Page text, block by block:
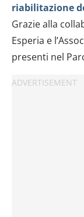
riabilitazione
Grazie alla
Esperia e
presenti nel